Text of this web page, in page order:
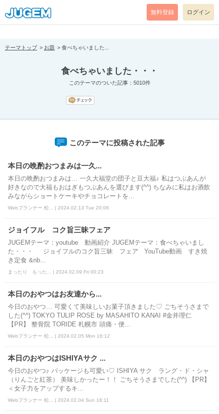
[pear_error: message="Success" code=0 mode=return level=notice
prefix="" info=""]
無料登録 ログイン
テーマトップ お題 食べちゃいました...
食べちゃいました・・・
このテーマのついた記事：5010件
このテーマに投稿された記事
本日の晩酌おつまみは一久...
本日の晩酌おつまみは… 一久大福堂の団子と豆大福♪ 私はつぶあんが
好きなので大福もおはぎもつぶあんを選びます(^^) ちなみに私はお酒飲
みながらショートケーキやチョコレートを...
Webプランナー 松... | 2024.02.13 Tue 20:06
ジョイフル コク旨三昧フェア
JUGEMテーマ：youtube 動画紹介 JUGEMテーマ：食べちゃいまし
た・・・ ジョイフルのコク旨三昧 フェア YouTube動画 すき焼
き定食 &nb...
まったり もった... | 2024.02.09 Fri 00:23
本日のおやつはお友達から...
今日のおやつ… 可愛くて美味しいお菓子頂きました♡ ごちそうさまで
した(^^) TOKYO TULIP ROSE by MASAHITO KANAI #金井理仁
【PR】 整骨院 TORIDE 札幌市 頭痛・便...
Webプランナー 松... | 2024.02.05 Mon 16:12
本日のおやつはISHIYAサク ...
今日のおやつ♪ パッケージも可愛い♡ ISHIYA サク ラング・ド・シャ
（りんごと紅茶） 美味しかったー！！ ごちそうさまでした(^^) 【PR】
＜女子力をアップするキ...
Webプランナー 松... | 2024.02.04 Sun 18:11